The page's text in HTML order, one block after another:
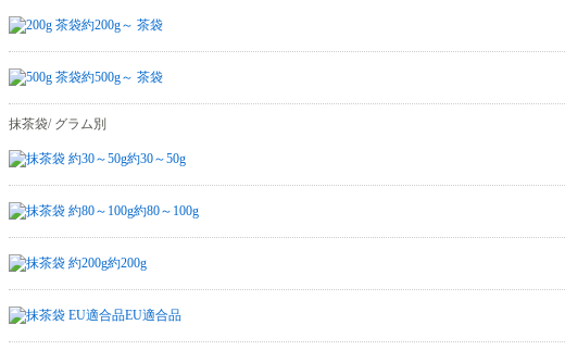
約200g～ 茶袋
約500g～ 茶袋
抹茶袋/ グラム別
約30～50g
約80～100g
約200g
EU適合品